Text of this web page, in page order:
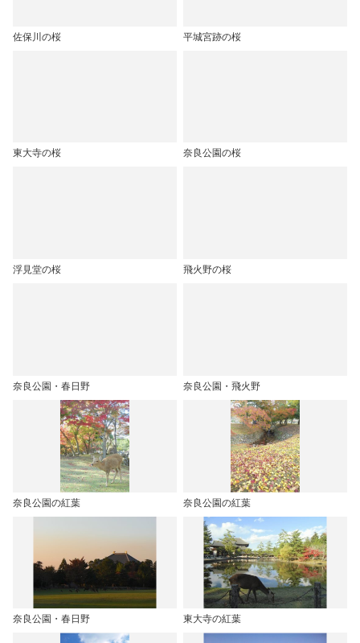
佐保川の桜 平城宮跡の桜
東大寺の桜 奈良公園の桜
浮見堂の桜 飛火野の桜
奈良公園・春日野 奈良公園・飛火野
奈良公園の紅葉 奈良公園の紅葉
奈良公園・春日野 東大寺の紅葉